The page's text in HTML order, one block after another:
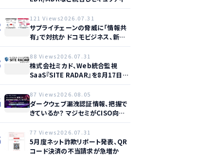
強化へ
121 Views2026.07.31
サプライチェーンの脅威に「情報共
有」で対抗か ドコモビジネス、新サ
ービス提供開始
88 Views2026.07.31
株式会社ミカド、Web統合監視
SaaS『SITE RADAR』を8月17日よ
り提供開始 – 月額1,500円から4領
域を自動監視、動的サイト…
87 Views2026.08.05
ダークウェブ漏洩認証情報、把握で
きているか？ マジセミがCISO向け
ウェビナー開催へ
77 Views2026.07.31
5月度ネット詐欺リポート発表、QR
コード決済の不当請求が急増か